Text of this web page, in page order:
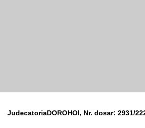
JudecatoriaDOROHOI, Nr. dosar: 2931/